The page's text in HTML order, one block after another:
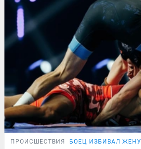
ПРОИСШЕСТВИЯ БОЕЦ ИЗБИВАЛ ЖЕНУ